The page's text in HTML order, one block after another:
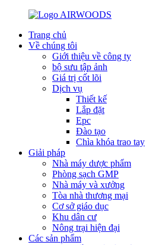
Trang chủ
Về chúng tôi
Giới thiệu về công ty
bộ sưu tập ảnh
Giá trị cốt lõi
Dịch vụ
Thiết kế
Lắp đặt
Epc
Đào tạo
Chìa khóa trao tay
Giải pháp
Nhà máy dược phẩm
Phòng sạch GMP
Nhà máy và xưởng
Tòa nhà thương mại
Cơ sở giáo dục
Khu dân cư
Nông trại hiện đại
Các sản phẩm